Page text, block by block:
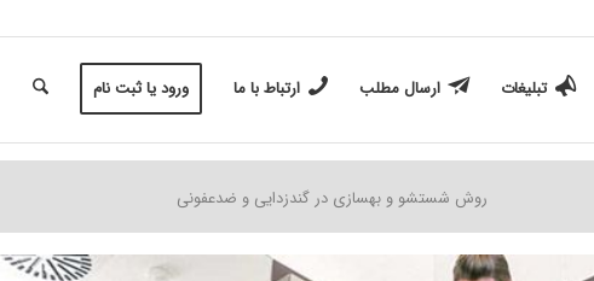
تبلیغات ارسال مطلب ارتباط با ما ورود یا ثبت نام
روش شستشو و بهسازی در گندزدایی و ضدعفونی